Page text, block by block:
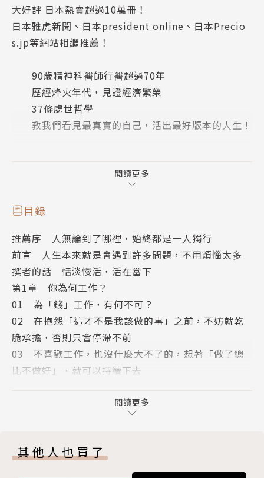
大好評 日本熱賣超過10萬冊！
日本雅虎新聞、日本president online、日本Precio
s.jp等網站相繼推薦！
90歲精神科醫師行醫超過70年
歷經烽火年代，見證經濟繁榮
37條處世哲學
教我們看見最真實的自己，活出最好版本的人生！
神科醫師，在二戰的混亂時代成為精神科醫師，一邊養
育兩個孩子，一邊擔任受雇醫師的工作。直到2017年7
月（88歲）為止，一週六天全天工作，自8月開始，才
中村醫師歷經二戰的烽火年代，見證日本自二戰以
降從繁榮到樸實的發展。儘管時代不同、經濟環境不
同，關於人的煩惱與問題，很多都是一樣的。她從豐富
的人生閱歷和超過70年的精神醫療專業經驗中，提點
我們面對自己、工作、生活、家庭、人際關係的生活哲
學，幫助我們調適日常生活的各種壓力，學習活得更自
在。
．幸福與否，不要太在意。
．即使不喜歡自己的工作、沒有遠大的目標，也沒
閱讀更多
目錄
推薦序 人無論到了哪裡，始終都是一人獨行
前言 人生本來就是會遇到許多問題，不用煩惱太多
撰者的話 恬淡慢活，活在當下
第1章 你為何工作？
01 為「錢」工作，有何不可？
02 在抱怨「這才不是我該做的事」之前，不妨就乾
脆承擔，否則只會停滯不前
03 不喜歡工作，也沒什麼大不了的，想著「做了總
比不做好」，就可以持續下去
擇權都在你，自己的選擇，與他人無關
EP1 二戰結束前夕，隻身從廣島遠赴大阪的少女
05 不去想「我一定要幸福」才會幸福，試著放下無
閱讀更多
其他人也買了